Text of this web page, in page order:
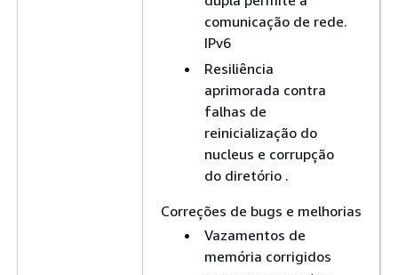
comunicação de rede.
IPv6
Resiliência
aprimorada contra
falhas de
reinicialização do
nucleus e corrupção
do diretório .
Correções de bugs e melhorias
Vazamentos de
memória corrigidos